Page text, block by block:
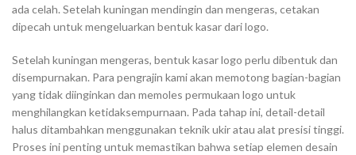
ada celah. Setelah kuningan mendingin dan mengeras, cetakan
dipecah untuk mengeluarkan bentuk kasar dari logo.
Setelah kuningan mengeras, bentuk kasar logo perlu dibentuk dan
disempurnakan. Para pengrajin kami akan memotong bagian-bagian
yang tidak diinginkan dan memoles permukaan logo untuk
menghilangkan ketidaksempurnaan. Pada tahap ini, detail-detail
halus ditambahkan menggunakan teknik ukir atau alat presisi tinggi.
Proses ini penting untuk memastikan bahwa setiap elemen desain